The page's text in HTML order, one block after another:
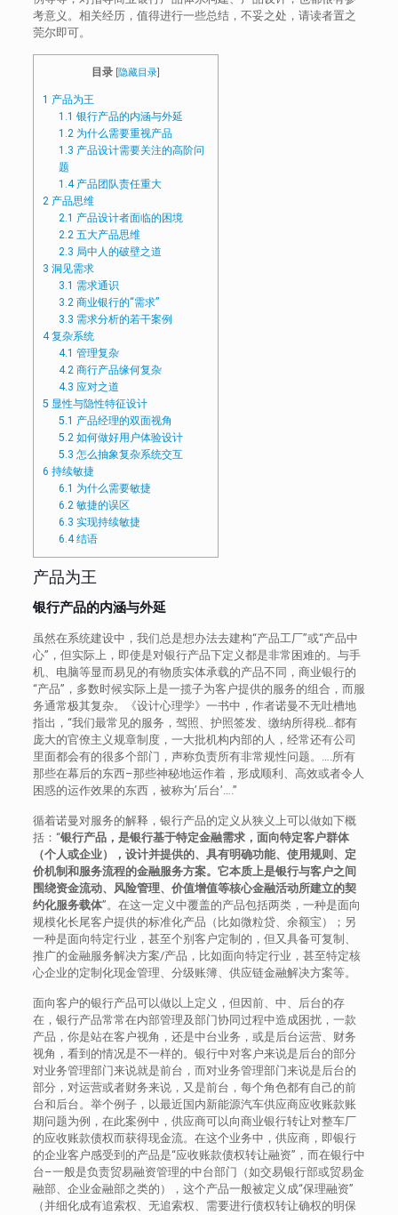
考意义。相关经历，值得进行一些总结，不妥之处，请读者置之
莞尔即可。
目录 [隐藏目录]
1 产品为王
1.1 银行产品的内涵与外延
1.2 为什么需要重视产品
1.3 产品设计需要关注的高阶问
题
1.4产品团队责任重大
2产品思维
2.1 产品设计者面临的困境
2.2 五大产品思维
2.3 局中人的破壁之道
3 洞见需求
3.1 需求通识
3.2 商业银行的“需求”
3.3 需求分析的若干案例
4复杂系统
4.1 管理复杂
4.2 商行产品缘何复杂
4.3 应对之道
5显性与隐性特征设计
5.1 产品经理的双面视角
5.2 如何做好用户体验设计
5.3 怎么抽象复杂系统交互
6 持续敏捷
6.1 为什么需要敏捷
6.2 敏捷的误区
6.3 实现持续敏捷
6.4结语
产品为王
银行产品的内涵与外延
虽然在系统建设中，我们总是想办法去建构“产品工厂”或“产品中
心”，但实际上，即使是对银行产品下定义都是非常困难的。与手
机、电脑等显而易见的有物质实体承载的产品不同，商业银行的
“产品”，多数时候实际上是一揽子为客户提供的服务的组合，而服
务通常极其复杂。《设计心理学》一书中，作者诺曼不无吐槽地
指出，“我们最常见的服务，驾照、护照签发、缴纳所得税…都有
庞大的官僚主义规章制度，一大批机构内部的人，经常还有公司
里面都会有的很多个部门，声称负责所有非常规性问题。….所有
那些在幕后的东西–那些神秘地运作着，形成顺利、高效或者令人
困惑的运作效果的东西，被称为’后台’….”
循着诺曼对服务的解释，银行产品的定义从狭义上可以做如下概
括：“银行产品，是银行基于特定金融需求，面向特定客户群体
（个人或企业），设计并提供的、具有明确功能、使用规则、定
价机制和服务流程的金融服务方案。它本质上是银行与客户之间
围绕资金流动、风险管理、价值增值等核心金融活动所建立的契
约化服务载体”。在这一定义中覆盖的产品包括两类，一种是面向
规模化长尾客户提供的标准化产品（比如微粒贷、余额宝）；另
一种是面向特定行业，甚至个别客户定制的，但又具备可复制、
推广的金融服务解决方案/产品，比如面向特定行业，甚至特定核
心企业的定制化现金管理、分级账簿、供应链金融解决方案等。
面向客户的银行产品可以做以上定义，但因前、中、后台的存
在，银行产品常常在内部管理及部门协同过程中造成困扰，一款
产品，你是站在客户视角，还是中台业务，或是后台运营、财务
视角，看到的情况是不一样的。银行中对客户来说是后台的部分
对业务管理部门来说就是前台，而对业务管理部门来说是后台的
部分，对运营或者财务来说，又是前台，每个角色都有自己的前
台和后台。举个例子，以最近国内新能源汽车供应商应收账款账
期问题为例，在此案例中，供应商可以向商业银行转让对整车厂
的应收账款债权而获得现金流。在这个业务中，供应商，即银行
的企业客户感受到的产品是“应收账款债权转让融资”，而在银行中
台–一般是负责贸易融资管理的中台部门（如交易银行部或贸易金
融部、企业金融部之类的），这个产品一般被定义成“保理融资”
（并细化成有追索权、无追索权、需要进行债权转让确权的明保